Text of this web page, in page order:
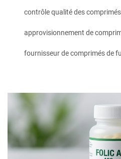
contrôle qualité des
approvisionnement de
fournisseur de comprimés de